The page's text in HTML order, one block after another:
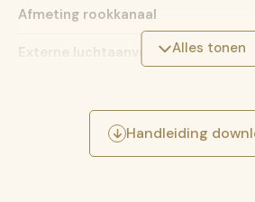
Afmeting rookkanaal
Externe luchtaanvoer
Kook capaciteit
Temperatuurbereik kookplaat
Alles tonen
Handleiding